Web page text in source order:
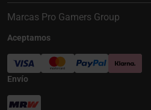
Marcas Pro Gamers Group
Aceptamos
Envío